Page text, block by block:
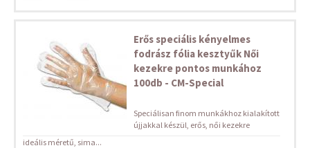
Erős speciális kényelmes
fodrász fólia kesztyűk Női
kezekre pontos munkához
100db - CM-Special
Speciálisan finom munkákhoz kialakított
újjakkal készül, erős, női kezekre
ideális méretű, sima...